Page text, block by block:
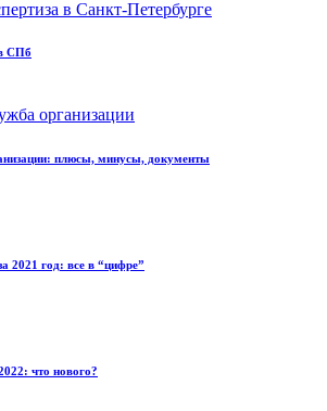
СПб
плюсы, минусы, документы
2021 год: все в “цифре”
что нового?